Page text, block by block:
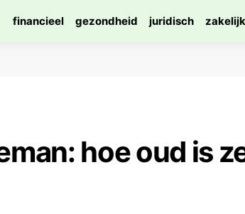
financieel gezondheid juridisch zakelijk
hoe oud is